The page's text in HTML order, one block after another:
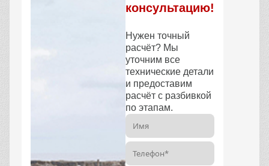
консультацию!
Нужен точный
расчёт? Мы
уточним все
технические детали
и предоставим
расчёт с разбивкой
по этапам.